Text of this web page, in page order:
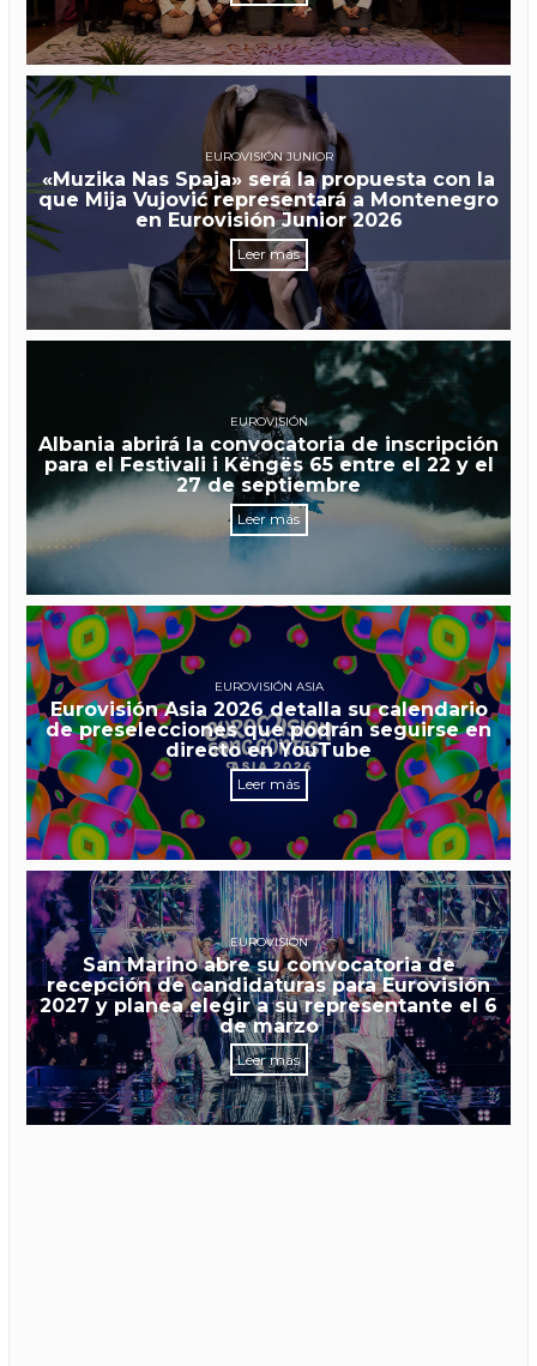
EUROVISIÓN JUNIOR
«Muzika Nas Spaja» será la propuesta con la
que Mija Vujović representará a Montenegro
en Eurovisión Junior 2026
Leer más
EUROVISIÓN
Albania abrirá la convocatoria de inscripción
para el Festivali i Këngës 65 entre el 22 y el
27 de septiembre
Leer más
EUROVISIÓN ASIA
Eurovisión Asia 2026 detalla su calendario
de preselecciones que podrán seguirse en
directo en YouTube
Leer más
EUROVISIÓN
San Marino abre su convocatoria de
recepción de candidaturas para Eurovisión
2027 y planea elegir a su representante el 6
de marzo
Leer más